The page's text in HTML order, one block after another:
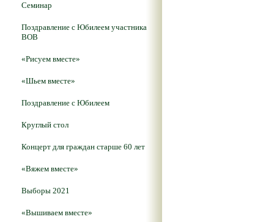
Семинар
Поздравление с Юбилеем участника
ВОВ
«Рисуем вместе»
«Шьем вместе»
Поздравление с Юбилеем
Круглый стол
Концерт для граждан старше 60 лет
«Вяжем вместе»
Выборы 2021
«Вышиваем вместе»